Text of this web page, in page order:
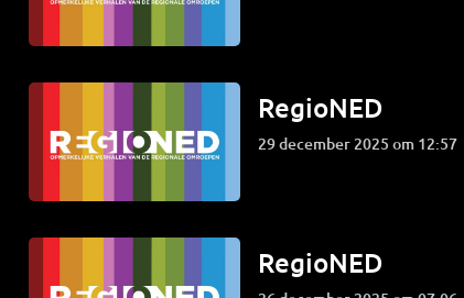
RegioNED
29 december 2025 om 12:57
RegioNED